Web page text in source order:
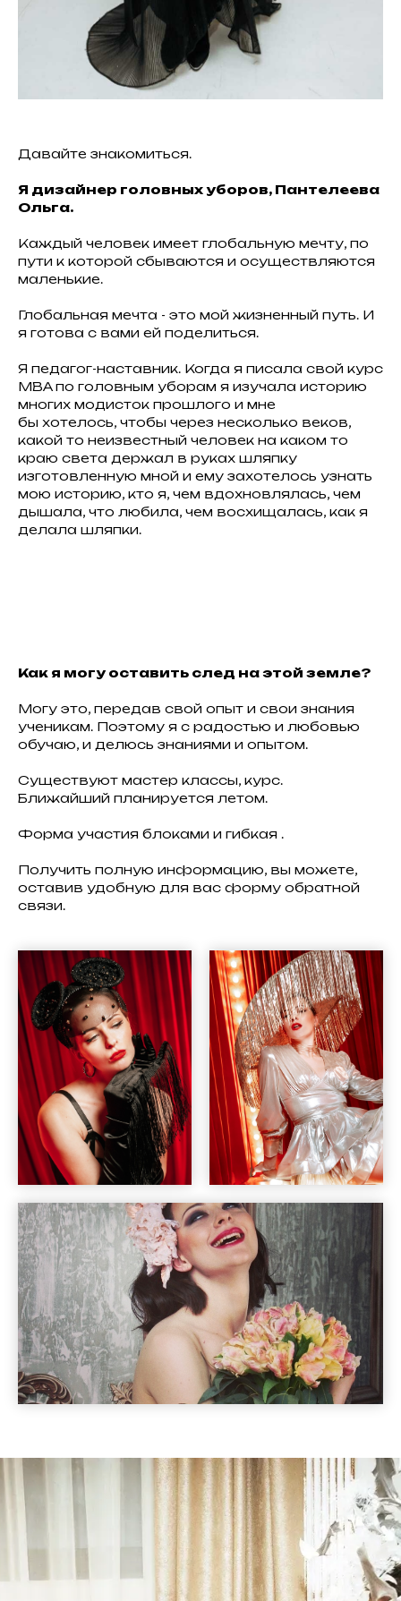
Давайте знакомиться.
Я дизайнер головных уборов, Пантелеева
Ольга.
Каждый человек имеет глобальную мечту, по
пути к которой сбываются и осуществляются
маленькие.
Глобальная мечта - это мой жизненный путь. И
я готова с вами ей поделиться.
Я педагог-наставник. Когда я писала свой курс
MBA по головным уборам я изучала историю
многих модисток прошлого и мне
бы хотелось, чтобы через несколько веков,
какой то неизвестный человек на каком то
краю света держал в руках шляпку
изготовленную мной и ему захотелось узнать
мою историю, кто я, чем вдохновлялась, чем
дышала, что любила, чем восхищалась, как я
делала шляпки.
Как я могу оставить след на этой земле?
Могу это, передав свой опыт и свои знания
ученикам. Поэтому я с радостью и любовью
обучаю, и делюсь знаниями и опытом.
Существуют мастер классы, курс.
Ближайший планируется летом.
Форма участия блоками и гибкая .
Получить полную информацию, вы можете,
оставив удобную для вас форму обратной
связи.